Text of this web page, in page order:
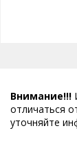
Внимание!!!
отличаться
уточняйте